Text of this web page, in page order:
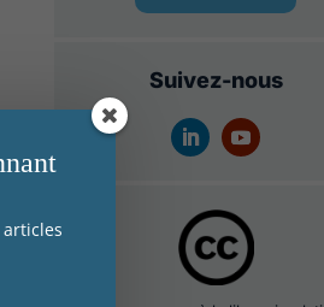
Suivez-nous
articles